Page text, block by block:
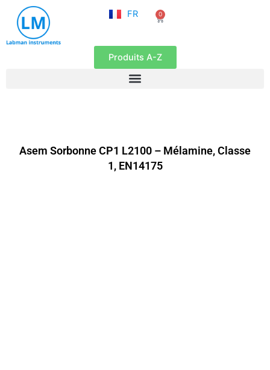
contenu
FR
EN
0
Panier
Produits A-Z
Asem Sorbonne CP1 L2100 – Mélamine, Classe
1, EN14175